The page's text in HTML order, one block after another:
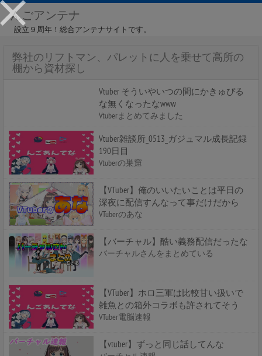
んごアンテナ
設立９周年！総合アンテナサイトです。
弊社のリフトマン、パレットに人を乗せて高所の
棚から資材探し
Vtuber そういやいつの間にかきゅぴる
な無くなったなwww
Vtuberまとめてみました
Vtuber雑談所_0513_ガジュマル成長記録
190日目
Vtuberの巣窟
【VTuber】俺のいいたいことは平日の
深夜に配信すんなって事だけだから
VTuberのあな
【バーチャル】酷い義務配信だったな
バーチャルさんをまとめている
【VTuber】ホロ三軍は比較甘い扱いで
雑魚との箱外コラボも許されてそう
VTuber電脳速報
【vtuber】ずっと同じ話してんな